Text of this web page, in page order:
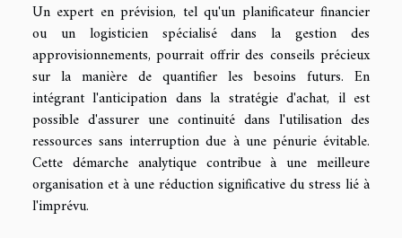
Un expert en prévision, tel qu'un planificateur financier
ou un logisticien spécialisé dans la gestion des
approvisionnements, pourrait offrir des conseils précieux
sur la manière de quantifier les besoins futurs. En
intégrant l'anticipation dans la stratégie d'achat, il est
possible d'assurer une continuité dans l'utilisation des
ressources sans interruption due à une pénurie évitable.
Cette démarche analytique contribue à une meilleure
organisation et à une réduction significative du stress lié à
l'imprévu.